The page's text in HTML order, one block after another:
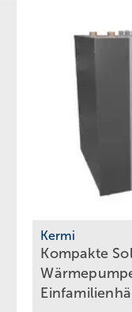
Kermi
Kompakte